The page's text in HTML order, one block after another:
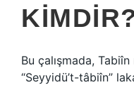
Bu çalışmada,
“Seyyidü’t-tâbiîn”